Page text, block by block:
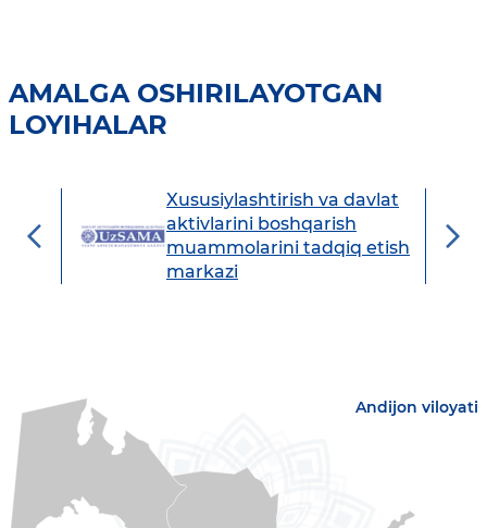
AMALGA OSHIRILAYOTGAN
LOYIHALAR
Xususiylashtirish va davlat
aktivlarini boshqarish
muammolarini tadqiq etish
markazi
Andijon viloyati